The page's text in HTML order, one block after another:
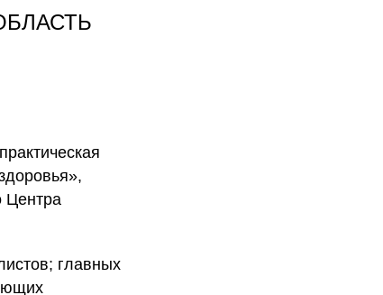
Центра
главных